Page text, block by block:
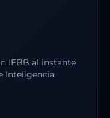
IFBB al instante
Inteligencia